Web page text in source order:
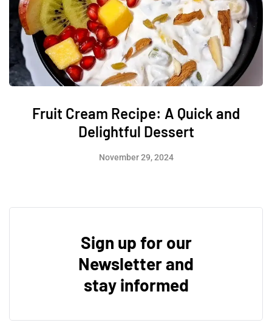
Fruit Cream Recipe: A Quick and
Delightful Dessert
November 29, 2024
Sign up for our
Newsletter and
stay informed